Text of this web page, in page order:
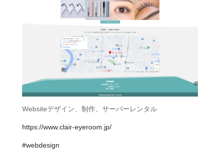
Websiteデザイン、制作、サーバーレンタル
https://www.clair-eyeroom.jp/
#webdesign